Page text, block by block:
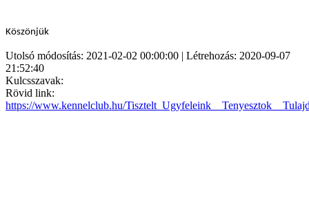
Köszönjük
Utolsó módosítás: 2021-02-02 00:00:00 | Létrehozás: 2020-09-07
21:52:40
Kulcsszavak:
Rövid link:
https://www.kennelclub.hu/